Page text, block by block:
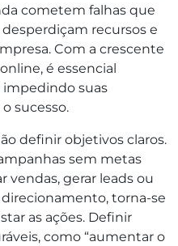
cometem falhas que
recursos e
Com a crescente
é essencial
suas
sucesso.
definir objetivos claros.
sem metas
vendas, gerar leads ou
torna-se
as ações. Definir
como “aumentar o